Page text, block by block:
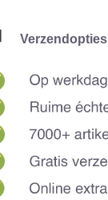
Verzendopties